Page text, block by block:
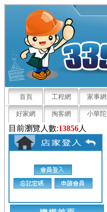
首頁 工程網 家事網
好家網 掏客網 小華陀
目前瀏覽人數:13856人